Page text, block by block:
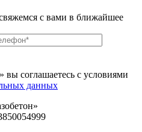
с вами в ближайшее
соглашаетесь с условиями
данных